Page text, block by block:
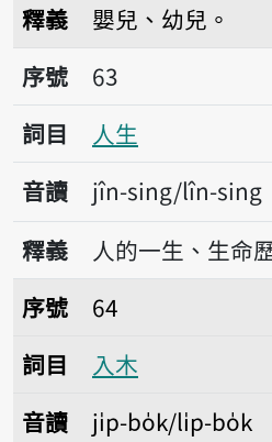
釋義
嬰兒、幼兒。
序號63人生
序號
63
詞目
人生
音讀
jîn-sing/lîn-sing
釋義
人的一生、生命
序號64入木
序號
64
詞目
入木
音讀
ji̍p-bo̍k/li̍p-bo̍k